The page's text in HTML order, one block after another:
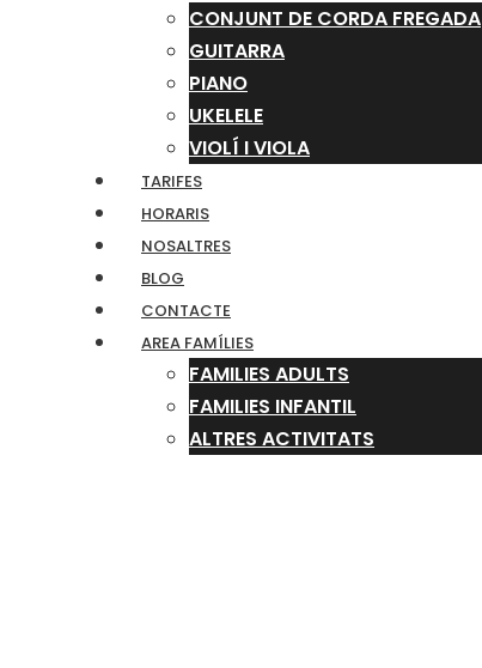
CONJUNT DE CORDA FREGADA
GUITARRA
PIANO
UKELELE
VIOLÍ I VIOLA
TARIFES
HORARIS
NOSALTRES
BLOG
CONTACTE
AREA FAMÍLIES
FAMILIES ADULTS
FAMILIES INFANTIL
ALTRES ACTIVITATS